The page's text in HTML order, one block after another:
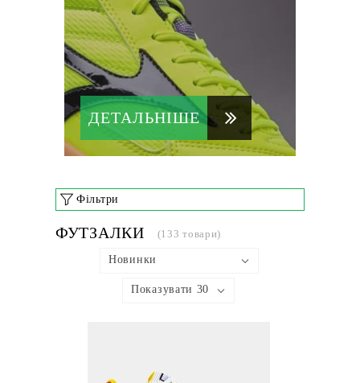
ДЕТАЛЬНІШЕ
Фільтри
ФУТЗАЛКИ (133 товари)
Новинки
Показувати 30